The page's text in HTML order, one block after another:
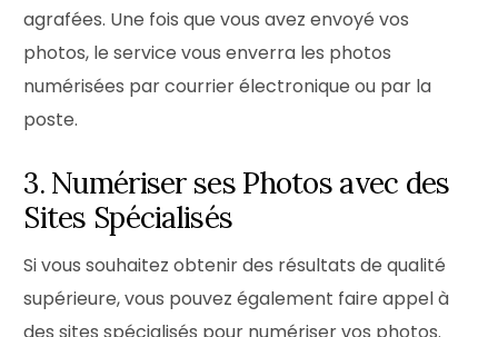
agrafées. Une fois que vous avez envoyé vos
photos, le service vous enverra les photos
numérisées par courrier électronique ou par la
poste.
3. Numériser ses Photos avec des
Sites Spécialisés
Si vous souhaitez obtenir des résultats de qualité
supérieure, vous pouvez également faire appel à